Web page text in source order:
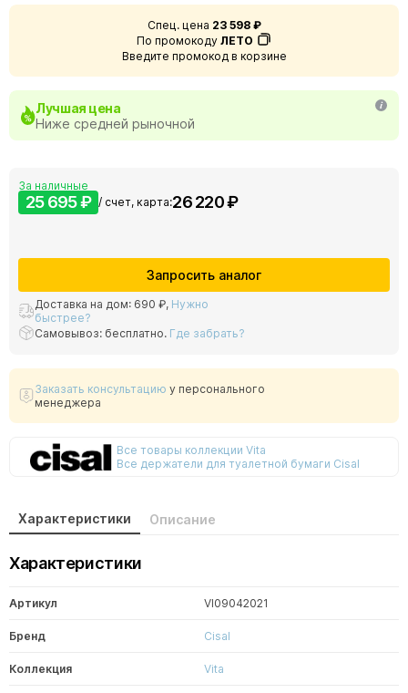
Спец. цена 23 598 ₽
По промокоду ЛЕТО
Введите промокод в корзине
Лучшая цена
Ниже средней рыночной
За наличные
25 695 ₽ / счет, карта:26 220 ₽
Запросить аналог
Доставка на дом: 690 ₽, Нужно
быстрее?
Самовывоз: бесплатно. Где забрать?
Заказать консультацию у персонального
менеджера
Все товары коллекции Vita
Все держатели для туалетной бумаги Cisal
Характеристики Описание
Характеристики
Артикул VI09042021
Бренд Cisal
Коллекция Vita